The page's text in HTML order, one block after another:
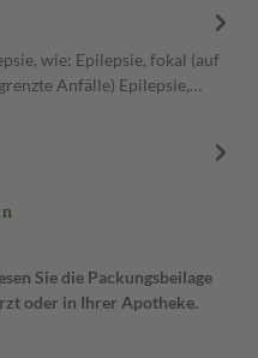
wie: Epilepsie, fokal (auf
Anfälle) Epilepsie,…
Sie die Packungsbeilage
oder in Ihrer Apotheke.